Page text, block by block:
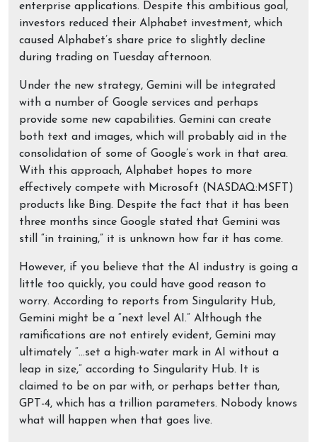
enterprise applications. Despite this ambitious goal,
investors reduced their Alphabet investment, which
caused Alphabet’s share price to slightly decline
during trading on Tuesday afternoon.
Under the new strategy, Gemini will be integrated
with a number of Google services and perhaps
provide some new capabilities. Gemini can create
both text and images, which will probably aid in the
consolidation of some of Google’s work in that area.
With this approach, Alphabet hopes to more
effectively compete with Microsoft (NASDAQ:MSFT)
products like Bing. Despite the fact that it has been
three months since Google stated that Gemini was
still “in training,” it is unknown how far it has come.
However, if you believe that the AI industry is going a
little too quickly, you could have good reason to
worry. According to reports from Singularity Hub,
Gemini might be a “next level AI.” Although the
ramifications are not entirely evident, Gemini may
ultimately “…set a high-water mark in AI without a
leap in size,” according to Singularity Hub. It is
claimed to be on par with, or perhaps better than,
GPT-4, which has a trillion parameters. Nobody knows
what will happen when that goes live.